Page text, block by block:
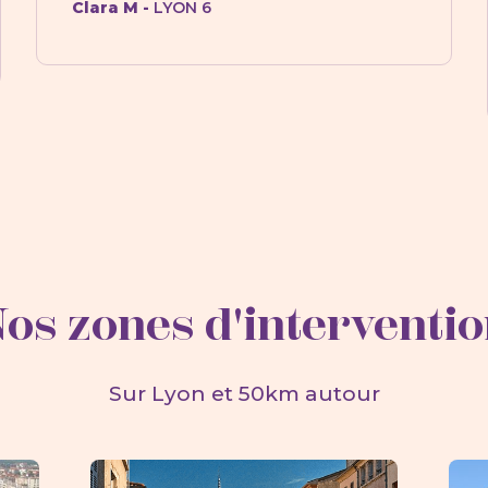
Clara M - LYON 6
zones
Sur Lyon et 50km autour